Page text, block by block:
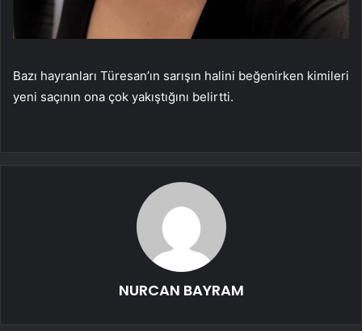
Bazı hayranları Türesan’ın sarışın halini beğenirken kimileri
yeni saçının ona çok yakıştığını belirtti.
NURCAN BAYRAM